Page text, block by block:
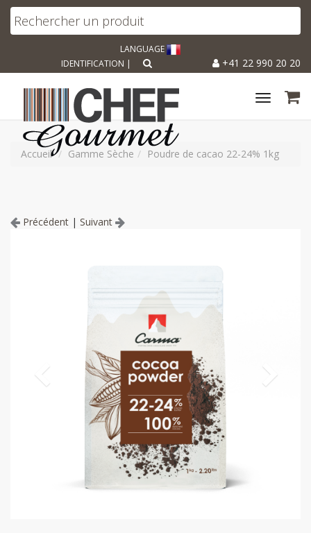
LANGUAGE
+41 22 990 20 20
IDENTIFICATION |
Toggle
Accueil Gamme Sèche Poudre de cacao 22-24% 1kg
Précédent | Suivant